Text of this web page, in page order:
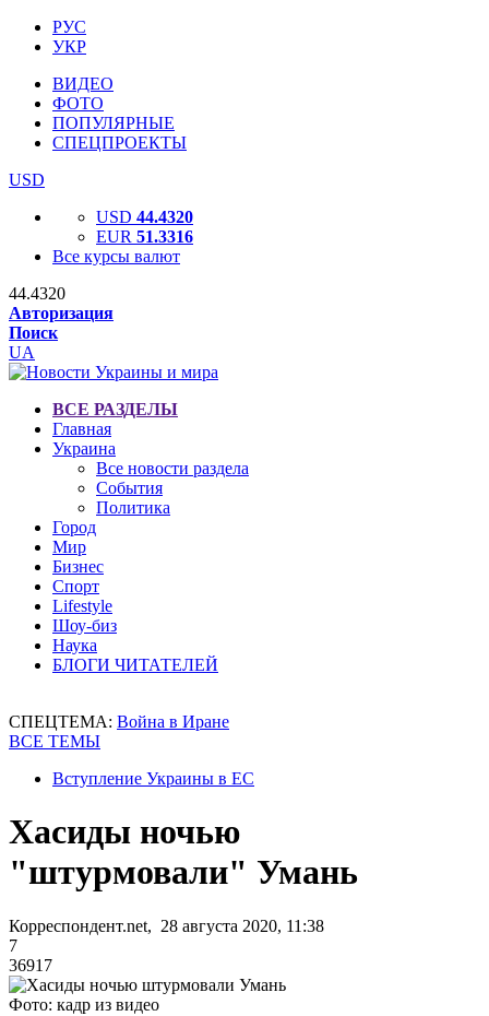
РУС
УКР
ВИДЕО
ФОТО
ПОПУЛЯРНЫЕ
СПЕЦПРОЕКТЫ
USD
USD 44.4320
EUR 51.3316
Все курсы валют
44.4320
Авторизация
Поиск
UA
ВСЕ РАЗДЕЛЫ
Главная
Украина
Все новости раздела
События
Политика
Город
Мир
Бизнес
Спорт
Lifestyle
Шоу-биз
Наука
БЛОГИ ЧИТАТЕЛЕЙ
СПЕЦТЕМА: Война в Иране
ВСЕ ТЕМЫ
Вступление Украины в ЕС
Хасиды ночью
"штурмовали" Умань
Корреспондент.net, 28 августа 2020, 11:38
7
36917
Фото: кадр из видео